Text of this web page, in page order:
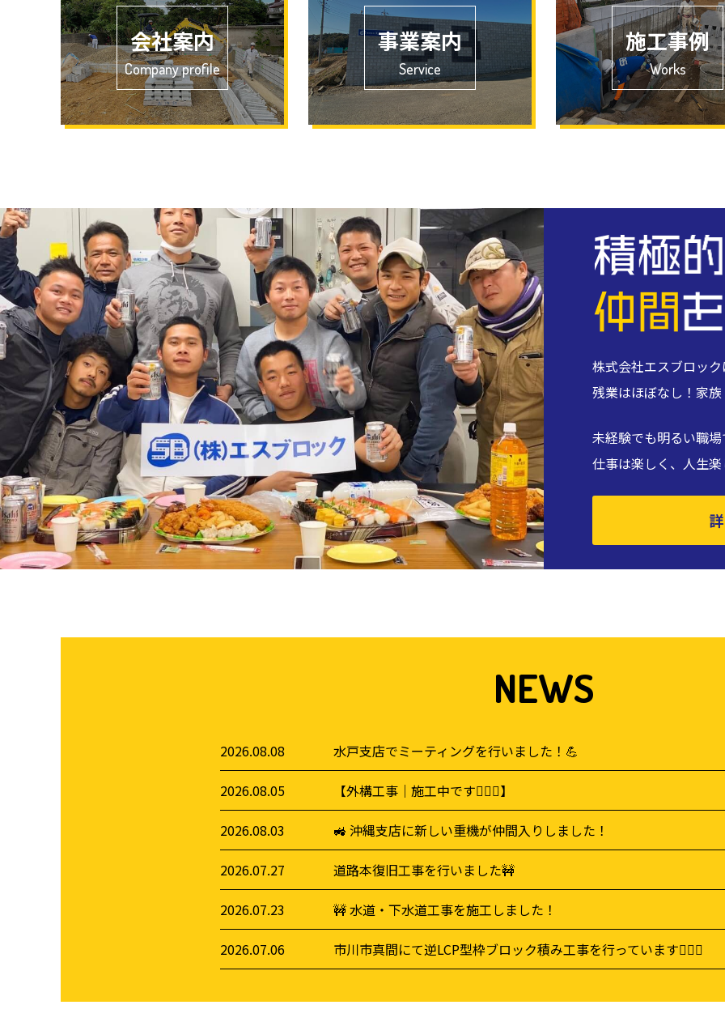
会社案内
Company profile
事業案内
Service
施工事例
Works
株式会社エスブロッ
残業はほぼなし！家
未経験でも明るい職
仕事は楽しく、人生
NEWS
2026.08.08 水戸支店でミーティングを行いました！💪
2026.08.05 【外構工事｜施工中です👷‍♂️✨】
2026.08.03 🚜 沖縄支店に新しい重機が仲間入りしました！
2026.07.27 道路本復旧工事を行いました🚧
2026.07.23 🚧 水道・下水道工事を施工しました！
2026.07.06 市川市真間にて逆LCP型枠ブロック積み工事を行っています👷‍♂️✨